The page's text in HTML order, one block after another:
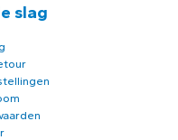
slag